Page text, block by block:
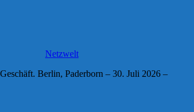
Netzwelt
Berlin, Paderborn – 30. Juli 2026 –